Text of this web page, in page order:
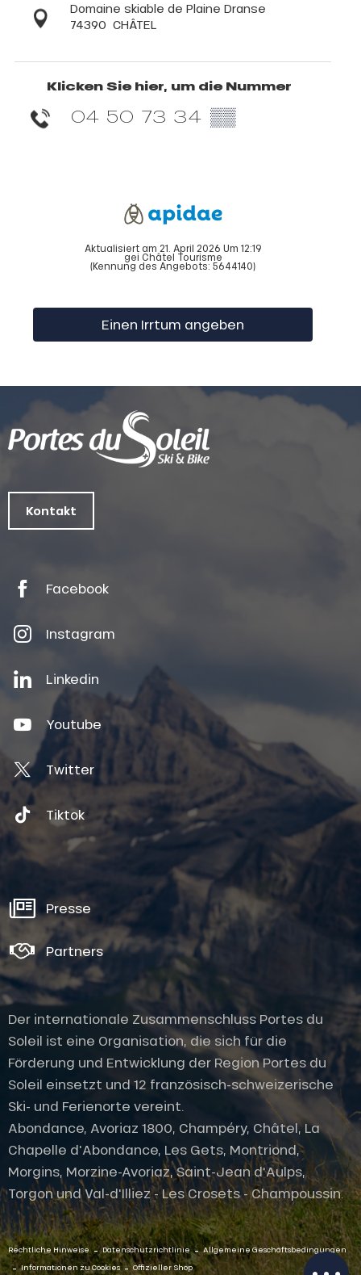
Öffnungen
Per E-Mail
kontaktieren
Domaine skiable de Plaine Dranse
74390 CHÂTEL
Klicken Sie hier, um die Nummer
04 50 73 34 ▒▒
Aktualisiert am 21. April 2026 Um 12:19
gei Châtel Tourisme
(Kennung des Angebots: 5644140)
Einen Irrtum angeben
Kontakt
Facebook
Instagram
Linkedin
Youtube
Twitter
Tiktok
Presse
Partners
Der internationale Zusammenschluss Portes du
Soleil ist eine Organisation, die sich für die
Förderung und Entwicklung der Region Portes du
Soleil einsetzt und 12 französisch-schweizerische
Ski- und Ferienorte vereint.
Abondance, Avoriaz 1800, Champéry, Châtel, La
Chapelle d'Abondance, Les Gets, Montriond,
Morgins, Morzine-Avoriaz, Saint-Jean d'Aulps,
Torgon und Val-d'Illiez - Les Crosets - Champoussin.
Rechtliche Hinweise - Datenschutzrichtlinie - Allgemeine Geschäftsbedingungen
- Informationen zu Cookies - Offizieller Shop